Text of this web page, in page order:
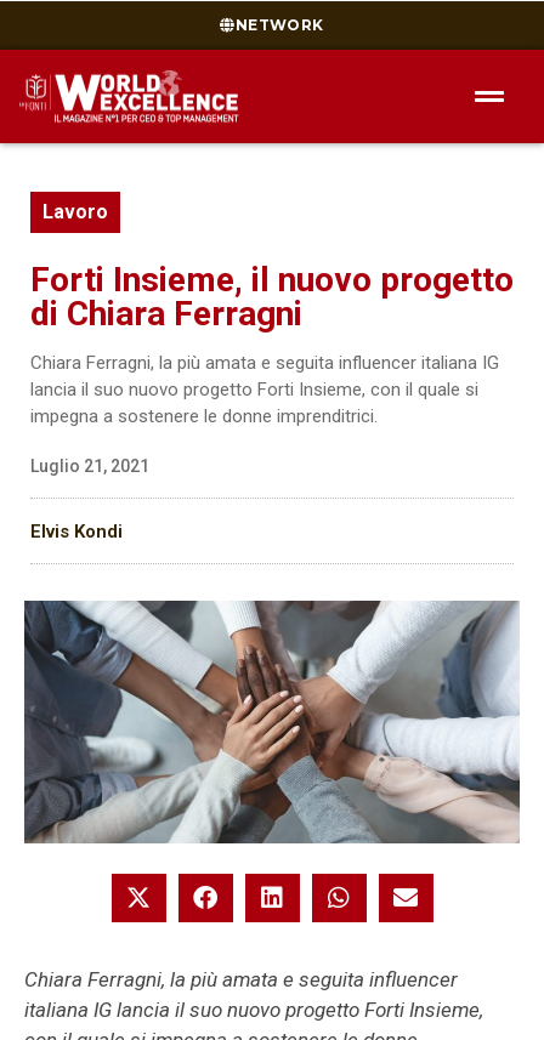
NETWORK
Lavoro
Forti Insieme, il nuovo progetto
di Chiara Ferragni
Chiara Ferragni, la più amata e seguita influencer italiana IG
lancia il suo nuovo progetto Forti Insieme, con il quale si
impegna a sostenere le donne imprenditrici.
Luglio 21, 2021
Elvis Kondi
Chiara Ferragni, la più amata e seguita influencer
italiana IG lancia il suo nuovo progetto Forti Insieme,